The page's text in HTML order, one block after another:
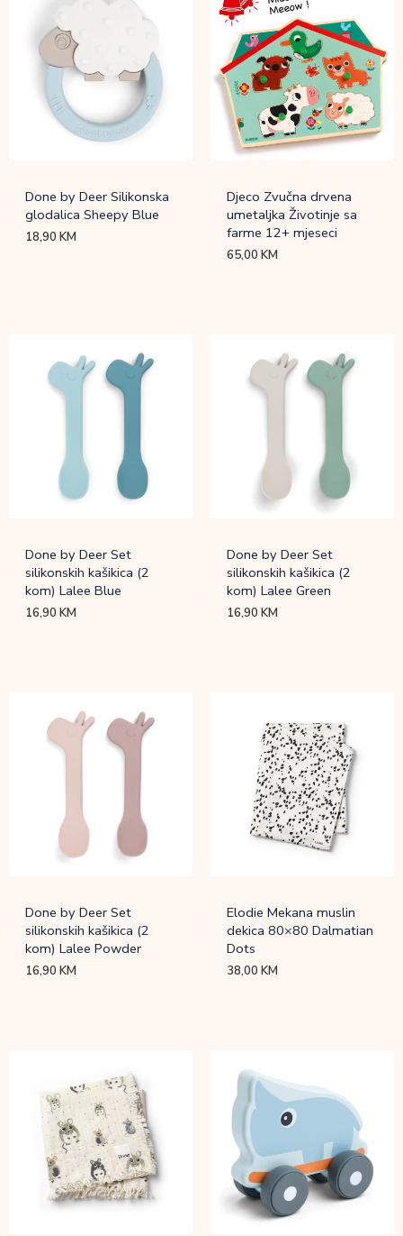
Done by Deer Silikonska
glodalica Sheepy Blue
18,90KM
Djeco Zvučna drvena
umetaljka Životinje sa
farme 12+ mjeseci
65,00KM
Done by Deer Set
silikonskih kašikica (2
kom) Lalee Blue
16,90KM
Done by Deer Set
silikonskih kašikica (2
kom) Lalee Green
16,90KM
Done by Deer Set
silikonskih kašikica (2
kom) Lalee Powder
16,90KM
Elodie Mekana muslin
dekica 80×80 Dalmatian
Dots
38,00KM